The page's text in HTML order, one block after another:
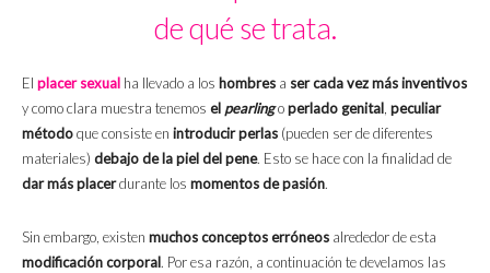
de qué se trata.
El placer sexual ha llevado a los hombres a ser cada vez más inventivos
y como clara muestra tenemos el pearlingoperlado genital, peculiar
métodoque consiste en introducir perlas (pueden ser de diferentes
materiales) debajo de la piel del pene. Esto se hace con la finalidad de
dar más placerdurante los momentos de pasión.
Sin embargo, existen muchos conceptos erróneos alrededor de esta
modificación corporal. Por esa razón, a continuación te develamos las